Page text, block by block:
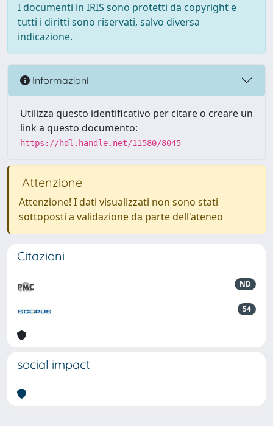
I documenti in IRIS sono protetti da copyright e
tutti i diritti sono riservati, salvo diversa
indicazione.
Informazioni
Utilizza questo identificativo per citare o creare un
link a questo documento:
https://hdl.handle.net/11580/8045
Attenzione
Attenzione! I dati visualizzati non sono stati
sottoposti a validazione da parte dell'ateneo
Citazioni
ND
54
social impact